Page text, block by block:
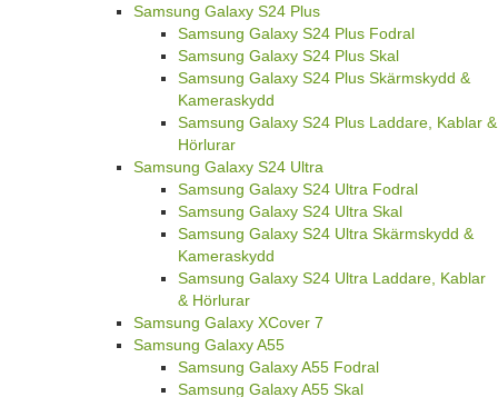
Samsung Galaxy S24 Plus
Samsung Galaxy S24 Plus Fodral
Samsung Galaxy S24 Plus Skal
Samsung Galaxy S24 Plus Skärmskydd &
Kameraskydd
Samsung Galaxy S24 Plus Laddare, Kablar &
Hörlurar
Samsung Galaxy S24 Ultra
Samsung Galaxy S24 Ultra Fodral
Samsung Galaxy S24 Ultra Skal
Samsung Galaxy S24 Ultra Skärmskydd &
Kameraskydd
Samsung Galaxy S24 Ultra Laddare, Kablar
& Hörlurar
Samsung Galaxy XCover 7
Samsung Galaxy A55
Samsung Galaxy A55 Fodral
Samsung Galaxy A55 Skal